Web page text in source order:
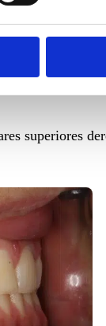
más para
a nivel
superiores